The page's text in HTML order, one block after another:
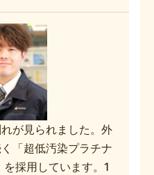
が見られました。外
「超低汚染プラチナ
採用しています。1